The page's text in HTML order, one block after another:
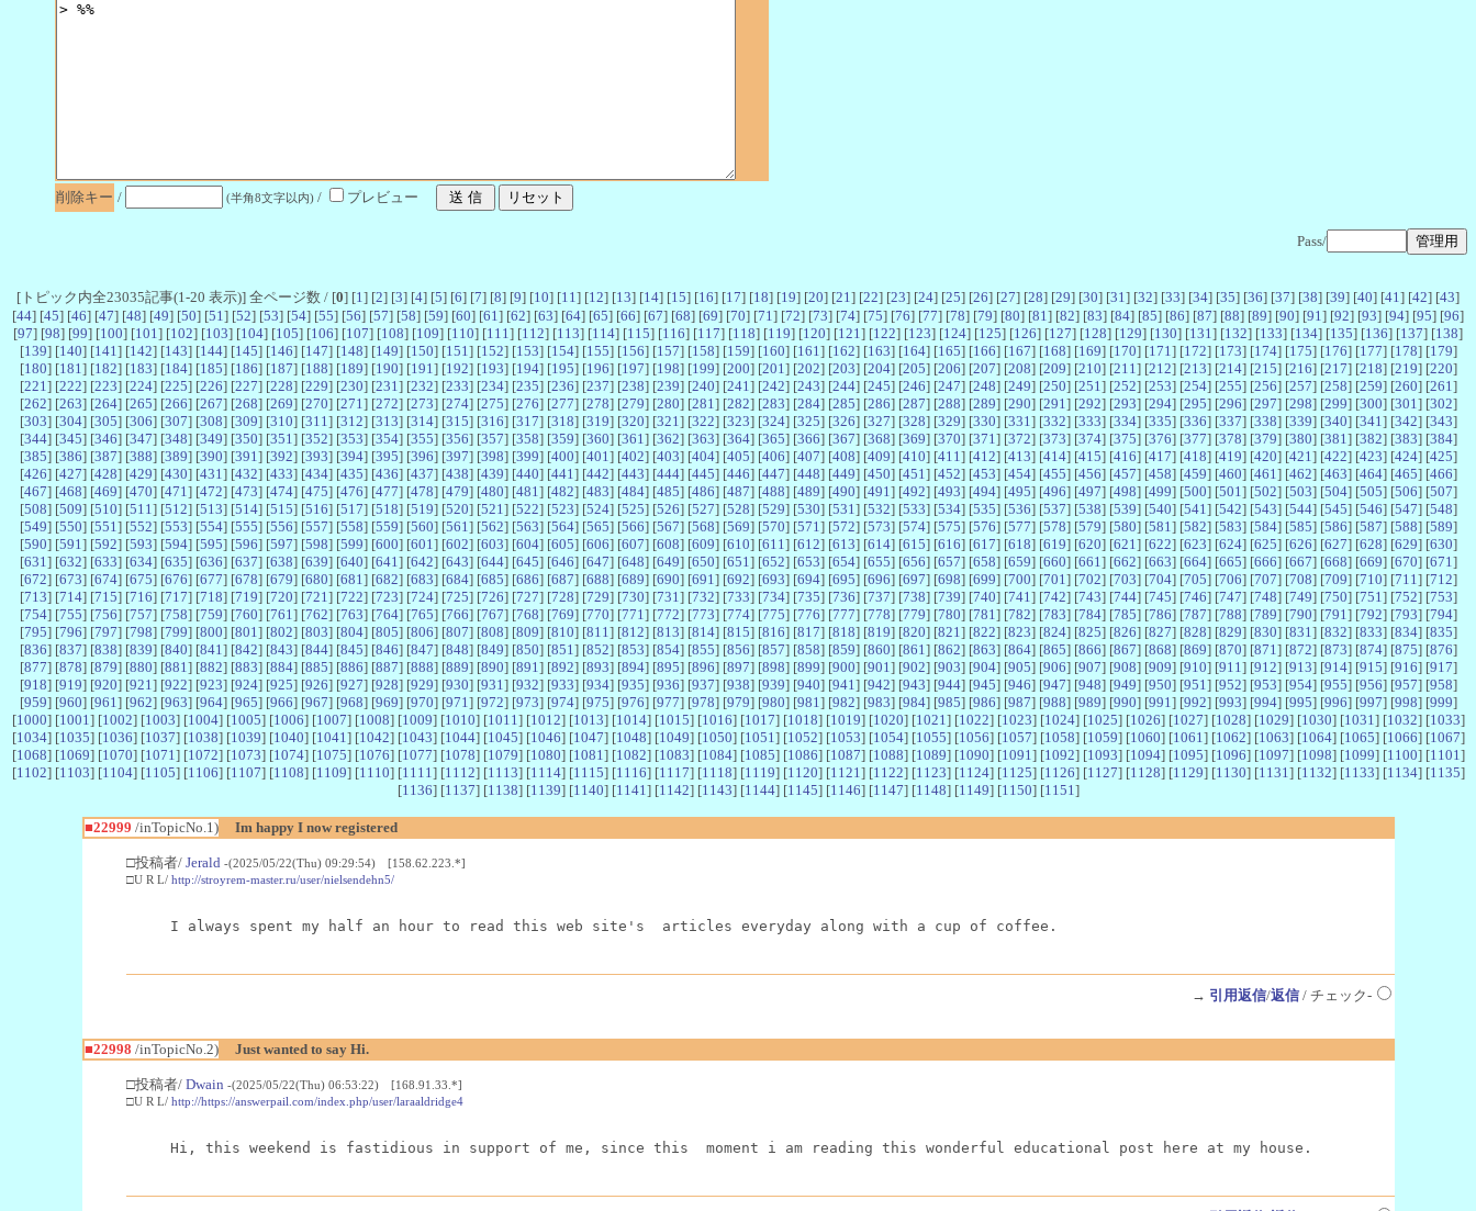
削除キー / (半角8文字以内) / プレビュー
Pass/
[トピック内全23035記事(1-20 表示)] 全ページ数 / [0] [1 ] [2] [3] [4] [5] [6] [7] [8] [9] [10] [11 ] [12] [13] [14] [15] [16] [17] [18] [19] [20] [21 ] [22] [23] [24] [25] [26] [27] [28] [29] [30] [31 ] [32] [33] [34] [35] [36] [37] [38] [39] [40] [41 ] [42] [43]
[44] [45] [46] [47] [48] [49] [50] [51 ] [52] [53] [54] [55] [56] [57] [58] [59] [60] [61 ] [62] [63] [64] [65] [66] [67] [68] [69] [70] [71 ] [72] [73] [74] [75] [76] [77] [78] [79] [80] [81 ] [82] [83] [84] [85] [86] [87] [88] [89] [90] [91 ] [92] [93] [94] [95] [96]
[97] [98] [99] [100] [101 ] [102] [103] [104] [105] [106] [107] [108] [109] [110] [111 ] [112] [113] [114] [115] [116] [117] [118] [119] [120] [121 ] [122] [123] [124] [125] [126] [127] [128] [129] [130] [131 ] [132] [133] [134] [135] [136] [137] [138]
[139] [140] [141 ] [142] [143] [144] [145] [146] [147] [148] [149] [150] [151 ] [152] [153] [154] [155] [156] [157] [158] [159] [160] [161 ] [162] [163] [164] [165] [166] [167] [168] [169] [170] [171 ] [172] [173] [174] [175] [176] [177] [178] [179]
[180] [181 ] [182] [183] [184] [185] [186] [187] [188] [189] [190] [191 ] [192] [193] [194] [195] [196] [197] [198] [199] [200] [201 ] [202] [203] [204] [205] [206] [207] [208] [209] [210] [211 ] [212] [213] [214] [215] [216] [217] [218] [219] [220]
[221 ] [222] [223] [224] [225] [226] [227] [228] [229] [230] [231 ] [232] [233] [234] [235] [236] [237] [238] [239] [240] [241 ] [242] [243] [244] [245] [246] [247] [248] [249] [250] [251 ] [252] [253] [254] [255] [256] [257] [258] [259] [260] [261 ]
[262] [263] [264] [265] [266] [267] [268] [269] [270] [271 ] [272] [273] [274] [275] [276] [277] [278] [279] [280] [281 ] [282] [283] [284] [285] [286] [287] [288] [289] [290] [291 ] [292] [293] [294] [295] [296] [297] [298] [299] [300] [301 ] [302]
[303] [304] [305] [306] [307] [308] [309] [310] [311 ] [312] [313] [314] [315] [316] [317] [318] [319] [320] [321 ] [322] [323] [324] [325] [326] [327] [328] [329] [330] [331 ] [332] [333] [334] [335] [336] [337] [338] [339] [340] [341 ] [342] [343]
[344] [345] [346] [347] [348] [349] [350] [351 ] [352] [353] [354] [355] [356] [357] [358] [359] [360] [361 ] [362] [363] [364] [365] [366] [367] [368] [369] [370] [371 ] [372] [373] [374] [375] [376] [377] [378] [379] [380] [381 ] [382] [383] [384]
[385] [386] [387] [388] [389] [390] [391 ] [392] [393] [394] [395] [396] [397] [398] [399] [400] [401 ] [402] [403] [404] [405] [406] [407] [408] [409] [410] [411 ] [412] [413] [414] [415] [416] [417] [418] [419] [420] [421 ] [422] [423] [424] [425]
[426] [427] [428] [429] [430] [431 ] [432] [433] [434] [435] [436] [437] [438] [439] [440] [441 ] [442] [443] [444] [445] [446] [447] [448] [449] [450] [451 ] [452] [453] [454] [455] [456] [457] [458] [459] [460] [461 ] [462] [463] [464] [465] [466]
[467] [468] [469] [470] [471 ] [472] [473] [474] [475] [476] [477] [478] [479] [480] [481 ] [482] [483] [484] [485] [486] [487] [488] [489] [490] [491 ] [492] [493] [494] [495] [496] [497] [498] [499] [500] [501 ] [502] [503] [504] [505] [506] [507]
[508] [509] [510] [511 ] [512] [513] [514] [515] [516] [517] [518] [519] [520] [521 ] [522] [523] [524] [525] [526] [527] [528] [529] [530] [531 ] [532] [533] [534] [535] [536] [537] [538] [539] [540] [541 ] [542] [543] [544] [545] [546] [547] [548]
[549] [550] [551 ] [552] [553] [554] [555] [556] [557] [558] [559] [560] [561 ] [562] [563] [564] [565] [566] [567] [568] [569] [570] [571 ] [572] [573] [574] [575] [576] [577] [578] [579] [580] [581 ] [582] [583] [584] [585] [586] [587] [588] [589]
[590] [591 ] [592] [593] [594] [595] [596] [597] [598] [599] [600] [601 ] [602] [603] [604] [605] [606] [607] [608] [609] [610] [611 ] [612] [613] [614] [615] [616] [617] [618] [619] [620] [621 ] [622] [623] [624] [625] [626] [627] [628] [629] [630]
[631 ] [632] [633] [634] [635] [636] [637] [638] [639] [640] [641 ] [642] [643] [644] [645] [646] [647] [648] [649] [650] [651 ] [652] [653] [654] [655] [656] [657] [658] [659] [660] [661 ] [662] [663] [664] [665] [666] [667] [668] [669] [670] [671 ]
[672] [673] [674] [675] [676] [677] [678] [679] [680] [681 ] [682] [683] [684] [685] [686] [687] [688] [689] [690] [691 ] [692] [693] [694] [695] [696] [697] [698] [699] [700] [701 ] [702] [703] [704] [705] [706] [707] [708] [709] [710] [711 ] [712]
[713] [714] [715] [716] [717] [718] [719] [720] [721 ] [722] [723] [724] [725] [726] [727] [728] [729] [730] [731 ] [732] [733] [734] [735] [736] [737] [738] [739] [740] [741 ] [742] [743] [744] [745] [746] [747] [748] [749] [750] [751 ] [752] [753]
[754] [755] [756] [757] [758] [759] [760] [761 ] [762] [763] [764] [765] [766] [767] [768] [769] [770] [771 ] [772] [773] [774] [775] [776] [777] [778] [779] [780] [781 ] [782] [783] [784] [785] [786] [787] [788] [789] [790] [791 ] [792] [793] [794]
[795] [796] [797] [798] [799] [800] [801 ] [802] [803] [804] [805] [806] [807] [808] [809] [810] [811 ] [812] [813] [814] [815] [816] [817] [818] [819] [820] [821 ] [822] [823] [824] [825] [826] [827] [828] [829] [830] [831 ] [832] [833] [834] [835]
[836] [837] [838] [839] [840] [841 ] [842] [843] [844] [845] [846] [847] [848] [849] [850] [851 ] [852] [853] [854] [855] [856] [857] [858] [859] [860] [861 ] [862] [863] [864] [865] [866] [867] [868] [869] [870] [871 ] [872] [873] [874] [875] [876]
[877] [878] [879] [880] [881 ] [882] [883] [884] [885] [886] [887] [888] [889] [890] [891 ] [892] [893] [894] [895] [896] [897] [898] [899] [900] [901 ] [902] [903] [904] [905] [906] [907] [908] [909] [910] [911 ] [912] [913] [914] [915] [916] [917]
[918] [919] [920] [921 ] [922] [923] [924] [925] [926] [927] [928] [929] [930] [931 ] [932] [933] [934] [935] [936] [937] [938] [939] [940] [941 ] [942] [943] [944] [945] [946] [947] [948] [949] [950] [951 ] [952] [953] [954] [955] [956] [957] [958]
[959] [960] [961 ] [962] [963] [964] [965] [966] [967] [968] [969] [970] [971 ] [972] [973] [974] [975] [976] [977] [978] [979] [980] [981 ] [982] [983] [984] [985] [986] [987] [988] [989] [990] [991 ] [992] [993] [994] [995] [996] [997] [998] [999]
[1000] [1001 ] [1002] [1003] [1004] [1005] [1006] [1007] [1008] [1009] [1010] [1011 ] [1012] [1013] [1014] [1015] [1016] [1017] [1018] [1019] [1020] [1021 ] [1022] [1023] [1024] [1025] [1026] [1027] [1028] [1029] [1030] [1031 ] [1032] [1033]
[1034] [1035] [1036] [1037] [1038] [1039] [1040] [1041 ] [1042] [1043] [1044] [1045] [1046] [1047] [1048] [1049] [1050] [1051 ] [1052] [1053] [1054] [1055] [1056] [1057] [1058] [1059] [1060] [1061 ] [1062] [1063] [1064] [1065] [1066] [1067]
[1068] [1069] [1070] [1071 ] [1072] [1073] [1074] [1075] [1076] [1077] [1078] [1079] [1080] [1081 ] [1082] [1083] [1084] [1085] [1086] [1087] [1088] [1089] [1090] [1091 ] [1092] [1093] [1094] [1095] [1096] [1097] [1098] [1099] [1100] [1101 ]
[1102] [1103] [1104] [1105] [1106] [1107] [1108] [1109] [1110] [1111 ] [1112] [1113] [1114] [1115] [1116] [1117] [1118] [1119] [1120] [1121 ] [1122] [1123] [1124] [1125] [1126] [1127] [1128] [1129] [1130] [1131 ] [1132] [1133] [1134] [1135]
[1136] [1137] [1138] [1139] [1140] [1141 ] [1142] [1143] [1144] [1145] [1146] [1147] [1148] [1149] [1150] [1151 ]
■22999 /inTopicNo.1) Im happy I now registered
□投稿者/ Jerald -(2025/05/22(Thu) 09:29:54) [158.62.223.*]
□U R L/ http://stroyrem-master.ru/user/nielsendehn5/
I always spent my half an hour to read this web site's  articles everyday along with a cup of coffee.
→ 引用返信/返信/ チェック-
■22998 /inTopicNo.2) Just wanted to say Hi.
□投稿者/ Dwain -(2025/05/22(Thu) 06:53:22) [168.91.33.*]
□U R L/ http://https://answerpail.com/index.php/user/laraaldridge4
Hi, this weekend is fastidious in support of me, since this  moment i am reading this wonderful educational post here at my house.